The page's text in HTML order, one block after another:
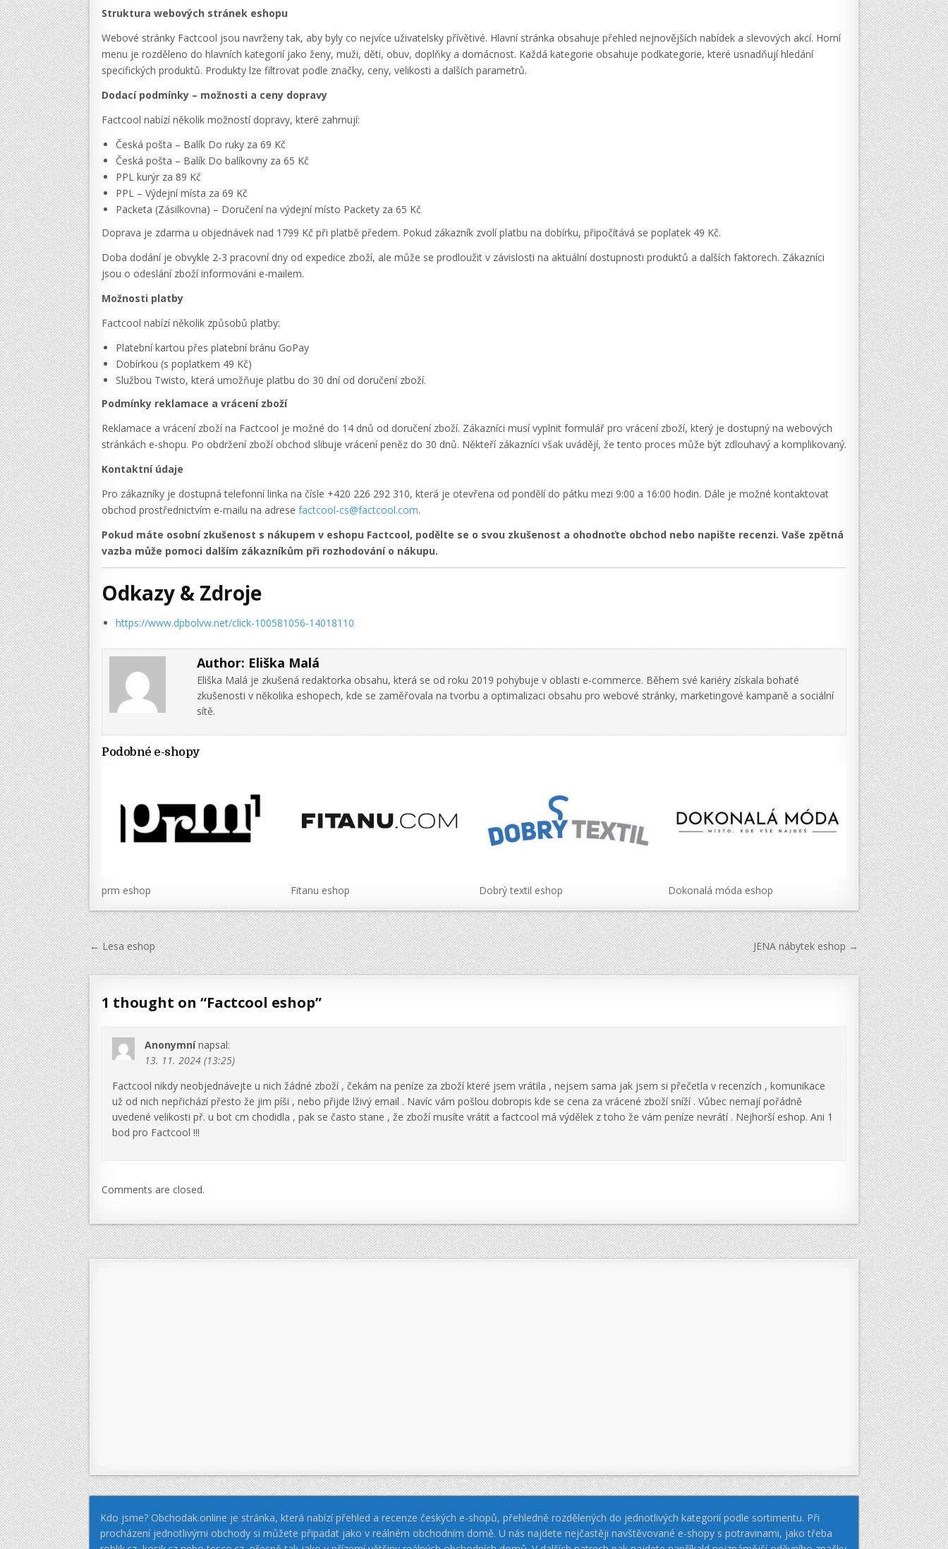
Struktura webových stránek eshopu
Webové stránky Factcool jsou navrženy tak, aby byly co nejvíce uživatelsky přívětivé. Hlavní stránka obsahuje přehled nejnovějších nabídek a slevových akcí. Horní
menu je rozděleno do hlavních kategorií jako ženy, muži, děti, obuv, doplňky a domácnost. Každá kategorie obsahuje podkategorie, které usnadňují hledání
specifických produktů. Produkty lze filtrovat podle značky, ceny, velikosti a dalších parametrů.
Dodací podmínky – možnosti a ceny dopravy
Factcool nabízí několik možností dopravy, které zahrnují:
Česká pošta – Balík Do ruky za 69 Kč
Česká pošta – Balík Do balíkovny za 65 Kč
PPL kurýr za 89 Kč
PPL – Výdejní místa za 69 Kč
Packeta (Zásilkovna) – Doručení na výdejní místo Packety za 65 Kč
Doprava je zdarma u objednávek nad 1799 Kč při platbě předem. Pokud zákazník zvolí platbu na dobírku, připočítává se poplatek 49 Kč.
Doba dodání je obvykle 2-3 pracovní dny od expedice zboží, ale může se prodloužit v závislosti na aktuální dostupnosti produktů a dalších faktorech. Zákazníci
jsou o odeslání zboží informováni e-mailem.
Možnosti platby
Factcool nabízí několik způsobů platby:
Platební kartou přes platební bránu GoPay
Dobírkou (s poplatkem 49 Kč)
Službou Twisto, která umožňuje platbu do 30 dní od doručení zboží.
Podmínky reklamace a vrácení zboží
Reklamace a vrácení zboží na Factcool je možné do 14 dnů od doručení zboží. Zákazníci musí vyplnit formulář pro vrácení zboží, který je dostupný na webových
stránkách e-shopu. Po obdržení zboží obchod slibuje vrácení peněz do 30 dnů. Někteří zákazníci však uvádějí, že tento proces může být zdlouhavý a komplikovaný​.
Kontaktní údaje
Pro zákazníky je dostupná telefonní linka na čísle +420 226 292 310, která je otevřena od pondělí do pátku mezi 9:00 a 16:00 hodin. Dále je možné kontaktovat
obchod prostřednictvím e-mailu na adrese factcool-cs@factcool.com.
Pokud máte osobní zkušenost s nákupem v eshopu Factcool, podělte se o svou zkušenost a ohodnoťte obchod nebo napište recenzi. Vaše zpětná
vazba může pomoci dalším zákazníkům při rozhodování o nákupu.
Odkazy & Zdroje
https://www.dpbolvw.net/click-100581056-14018110
Author: Eliška Malá
Eliška Malá je zkušená redaktorka obsahu, která se od roku 2019 pohybuje v oblasti e-commerce. Během své kariéry získala bohaté
zkušenosti v několika eshopech, kde se zaměřovala na tvorbu a optimalizaci obsahu pro webové stránky, marketingové kampaně a sociální
sítě.
Podobné e-shopy
prm eshop Fitanu eshop Dobrý textil eshop Dokonalá móda eshop
Navigace
pro
příspěvek
← Lesa eshop JENA nábytek eshop →
1 thought on “Factcool eshop”
Anonymní napsal:
13. 11. 2024 (13:25)
Factcool nikdy neobjednávejte u nich žádné zboží , čekám na peníze za zboží které jsem vrátila , nejsem sama jak jsem si přečetla v recenzích , komunikace
už od nich nepřichází přesto že jim píši , nebo přijde lživý email . Navíc vám pošlou dobropis kde se cena za vrácené zboží sníží . Vůbec nemají pořádně
uvedené velikosti př. u bot cm chodidla , pak se často stane , že zboží musíte vrátit a factcool má výdělek z toho že vám peníze nevrátí . Nejhorší eshop. Ani 1
bod pro Factcool !!!
Comments are closed.
Kdo jsme? Obchodak.online je stránka, která nabízí přehled a recenze českých e-shopů, přehledně rozdělených do jednotlivých kategorií podle sortimentu. Při
procházení jednotlivými obchody si můžete připadat jako v reálném obchodním domě. U nás najdete nejčastěji navštěvované e-shopy s potravinami, jako třeba